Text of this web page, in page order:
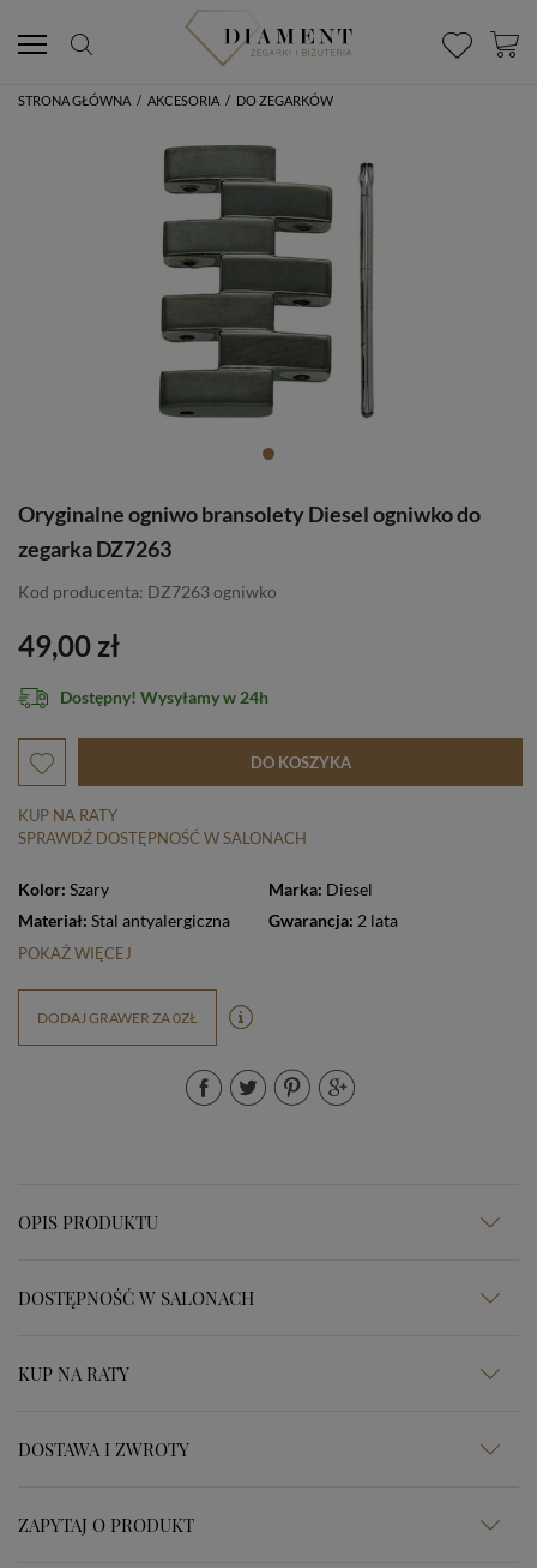
STRONA GŁÓWNA / AKCESORIA / DO ZEGARKÓW
Oryginalne ogniwo bransolety Diesel ogniwko do
zegarka DZ7263
Kod producenta: DZ7263 ogniwko
49,00 zł
Dostępny! Wysyłamy w 24h
DO KOSZYKA
KUP NA RATY
SPRAWDŹ DOSTĘPNOŚĆ W SALONACH
Kolor: Szary Marka: Diesel
Materiał: Stal antyalergiczna Gwarancja: 2 lata
POKAŻ WIĘCEJ
DODAJ GRAWER ZA 0ZŁ
OPIS PRODUKTU
DOSTĘPNOŚĆ W SALONACH
KUP NA RATY
DOSTAWA I ZWROTY
ZAPYTAJ O PRODUKT